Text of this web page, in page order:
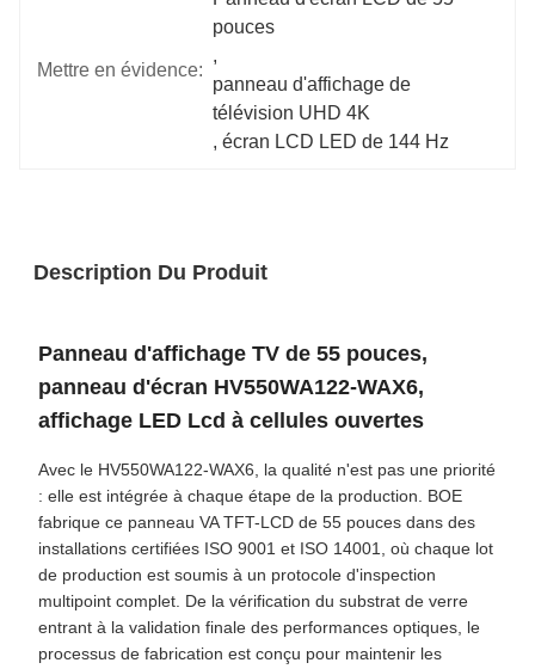
Mettre en évidence:
pouces
,
panneau d'affichage de
télévision UHD 4K
, écran LCD LED de 144 Hz
Description Du Produit
Panneau d'affichage TV de 55 pouces,
panneau d'écran HV550WA122-WAX6,
affichage LED Lcd à cellules ouvertes
Avec le HV550WA122-WAX6, la qualité n'est pas une priorité
: elle est intégrée à chaque étape de la production. BOE
fabrique ce panneau VA TFT-LCD de 55 pouces dans des
installations certifiées ISO 9001 et ISO 14001, où chaque lot
de production est soumis à un protocole d'inspection
multipoint complet. De la vérification du substrat de verre
entrant à la validation finale des performances optiques, le
processus de fabrication est conçu pour maintenir les